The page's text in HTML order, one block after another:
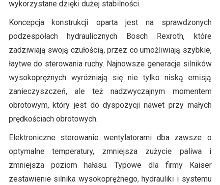
wykorzystane dzięki dużej stabilności.
Koncepcja konstrukcji oparta jest na sprawdzonych
podzespołach hydraulicznych Bosch Rexroth, które
zadziwiają swoją czułością, przez co umożliwiają szybkie,
łaytwe do sterowania ruchy. Najnowsze generacje silników
wysokoprężnych wyróżniają się nie tylko niską emisją
zanieczyszczeń, ale też nadzwyczajnym momentem
obrotowym, który jest do dyspozycji nawet przy małych
prędkościach obrotowych.
Elektroniczne sterowanie wentylatorami dba zawsze o
optymalne temperatury, zmniejsza zużycie paliwa i
zmniejsza poziom hałasu. Typowe dla firmy Kaiser
zestawienie silnika wysokoprężnego, hydrauliki i systemu